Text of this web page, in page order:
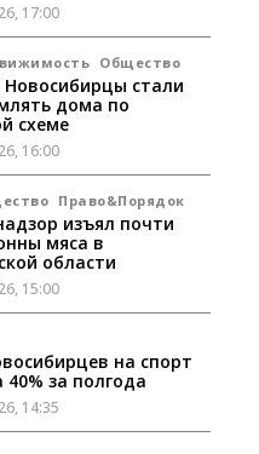
17:00
Общество
Новосибирцы стали
дома по
схеме
16:00
Право&Порядок
изъял почти
мяса в
области
15:00
на спорт
за полгода
14:35